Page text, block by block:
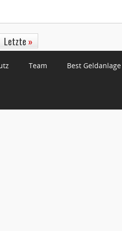
Letzte »
Team Best Geldanlage